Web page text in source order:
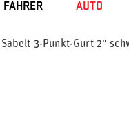
FAHRER AUTO
Sabelt 3-Punkt-Gurt 2"